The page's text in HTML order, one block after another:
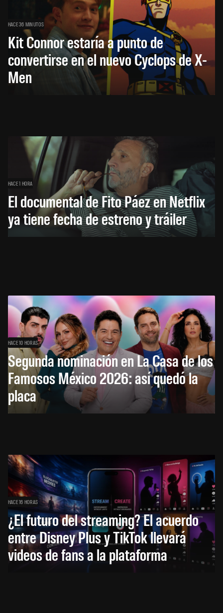
HACE 36 MINUTOS
Kit Connor estaría a punto de
convertirse en el nuevo Cyclops de X-
Men
HACE 1 HORA
El documental de Fito Páez en Netflix
ya tiene fecha de estreno y tráiler
HACE 10 HORAS
Segunda nominación en La Casa de los
Famosos México 2026: así quedó la
placa
HACE 16 HORAS
¿El futuro del streaming? El acuerdo
entre Disney Plus y TikTok llevará
videos de fans a la plataforma